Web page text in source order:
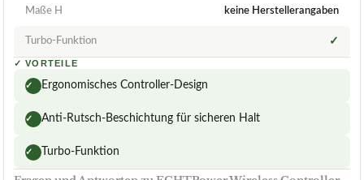
Maße H keine Herstellerangaben
Turbo-Funktion ✓
✓ VORTEILE
✓ Ergonomisches Controller-Design
✓ Anti-Rutsch-Beschichtung für sicheren Halt
✓ Turbo-Funktion